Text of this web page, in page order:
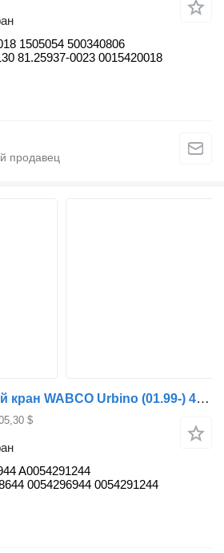
1505054 500340806
81.25937-0023 0015420018
Главный тормозной кран WABCO Urbino (01.99-) 4802020040 для автобуса Solaris Urbino, Alpino, Vacanza (1999-)
$
A0054291244
0054296944 0054291244